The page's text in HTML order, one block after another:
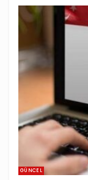
GÜNCEL